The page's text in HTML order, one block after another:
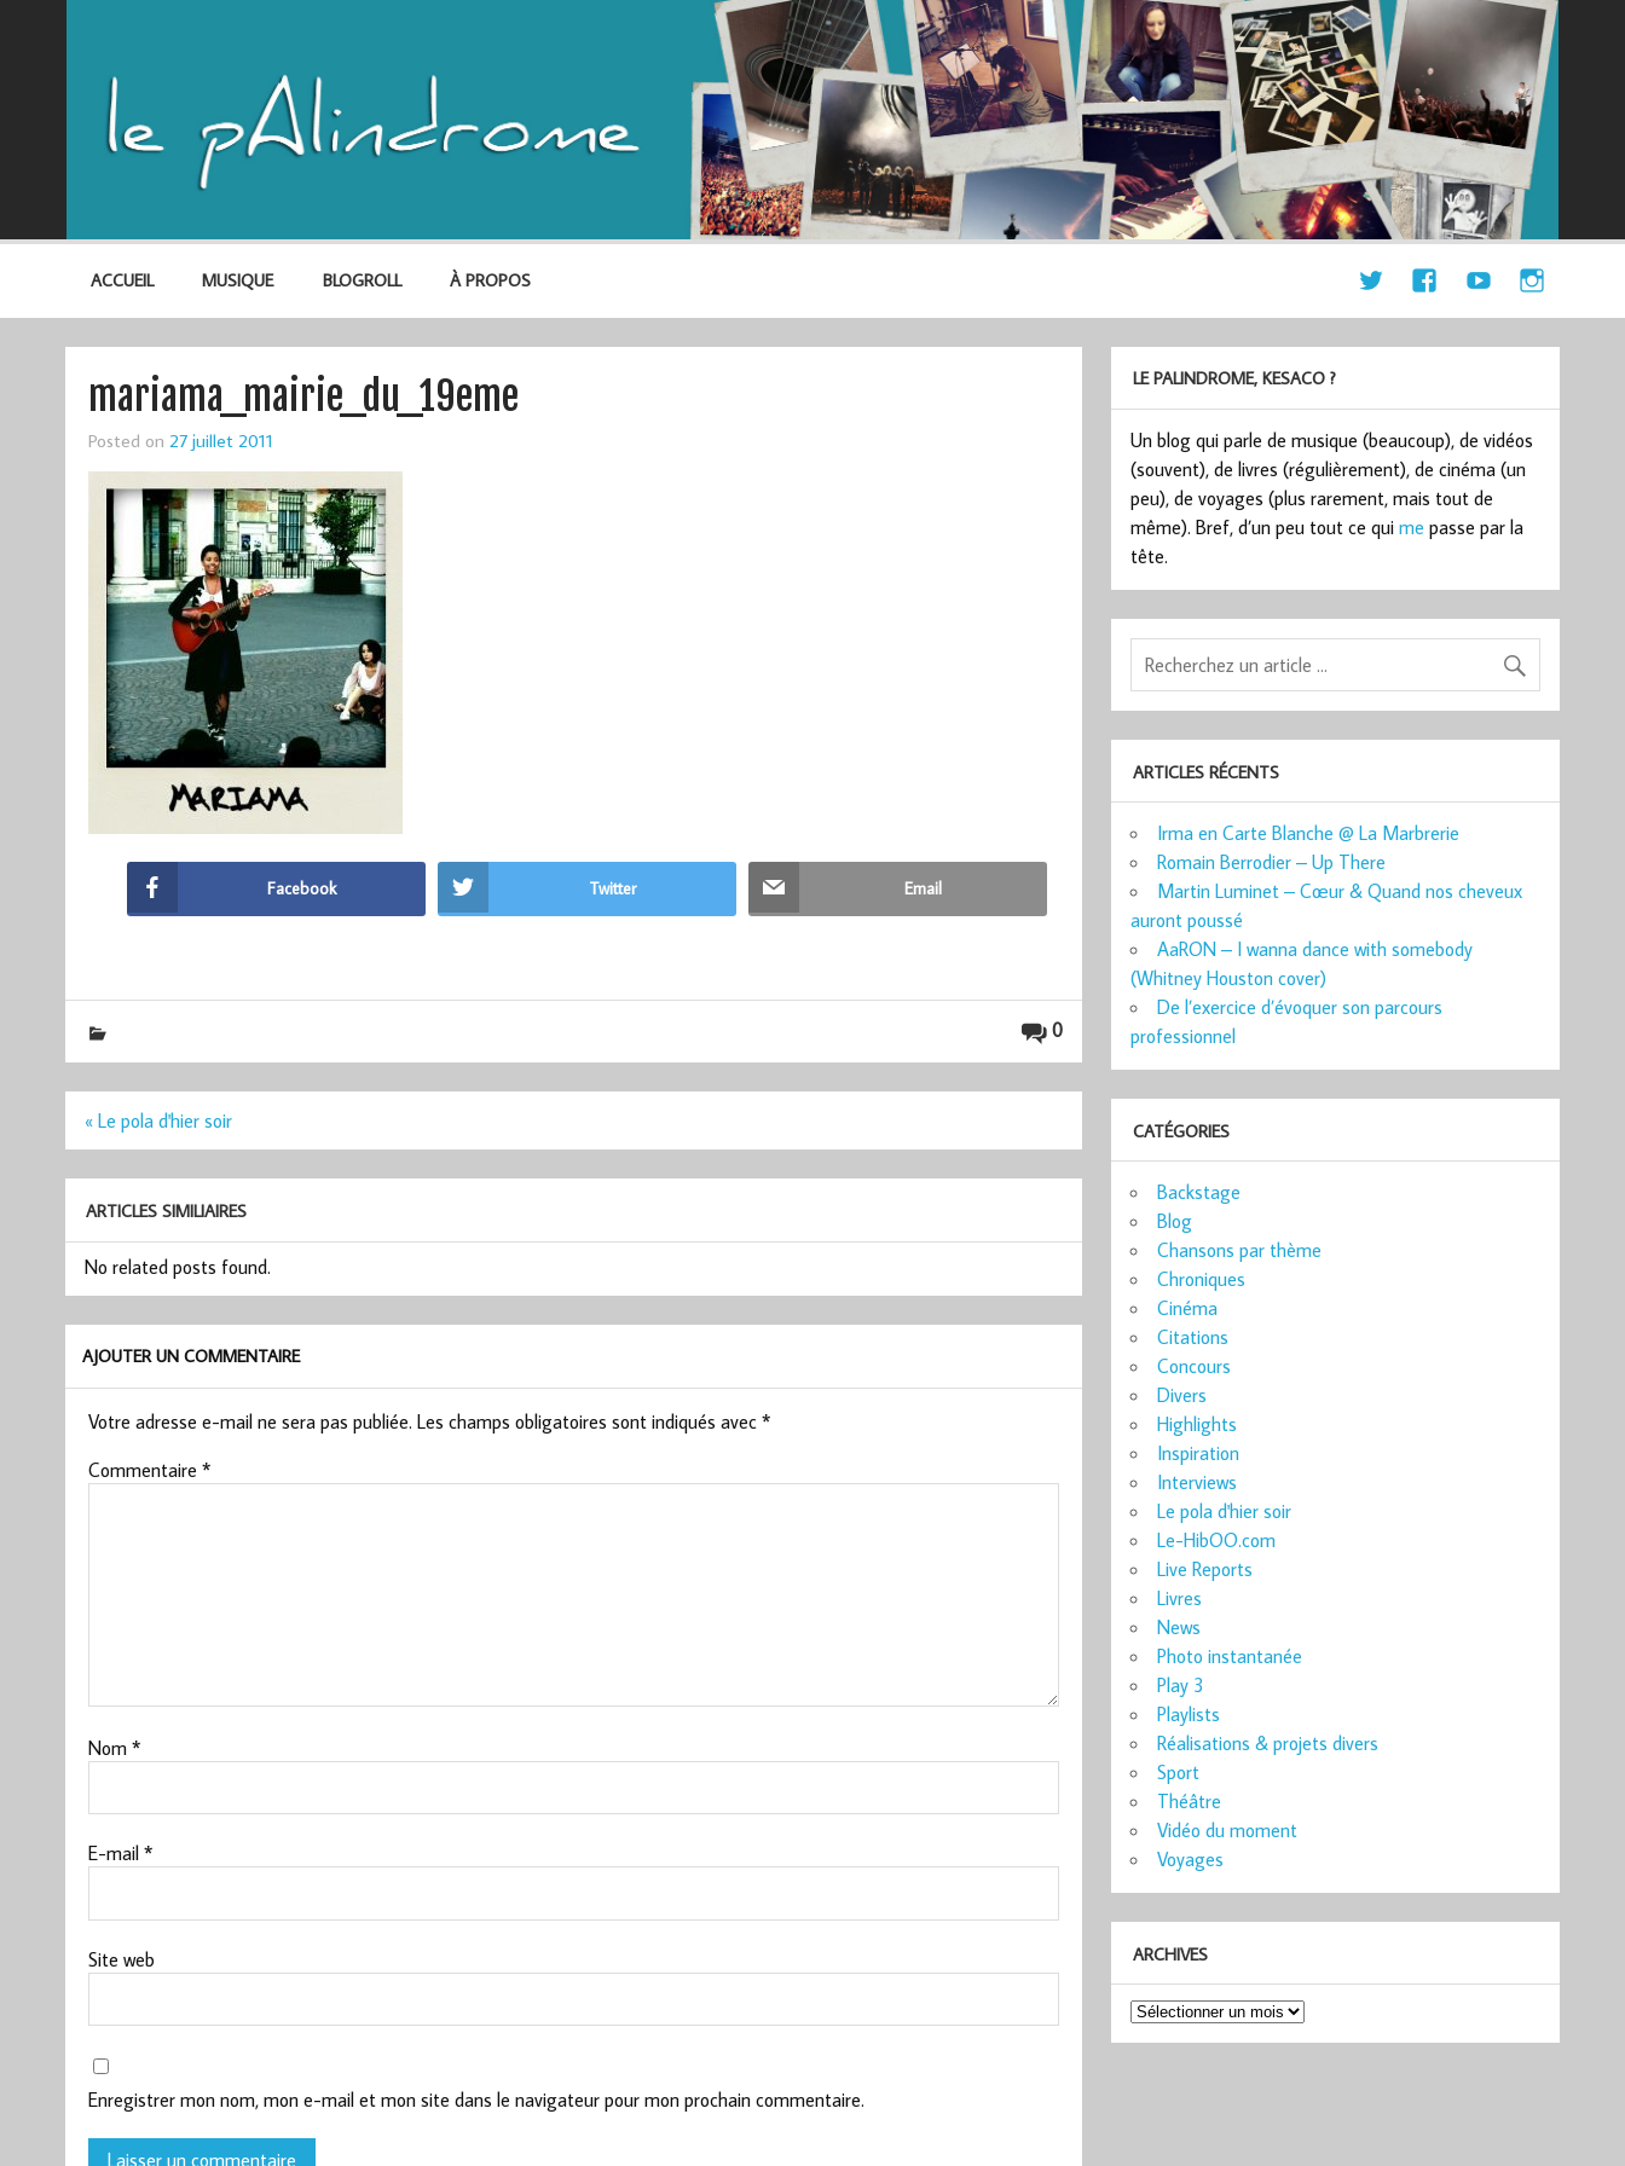
ACCUEIL MUSIQUE BLOGROLL À PROPOS
mariama_mairie_du_19eme
Posted on 27 juillet 2011
Facebook Twitter Email
0
Navigation
« Le pola d'hier soir
ARTICLES SIMILIAIRES
No related posts found.
AJOUTER UN COMMENTAIRE
Votre adresse e-mail ne sera pas publiée. Les champs obligatoires sont indiqués avec *
Commentaire *
Nom *
E-mail *
Site web
Enregistrer mon nom, mon e-mail et mon site dans le navigateur pour mon prochain commentaire.
LE PALINDROME, KESACO ?
Un blog qui parle de musique (beaucoup), de vidéos
(souvent), de livres (régulièrement), de cinéma (un
peu), de voyages (plus rarement, mais tout de
même). Bref, d’un peu tout ce quime passe par la
tête.
ARTICLES RÉCENTS
Irma en Carte Blanche @ La Marbrerie
Romain Berrodier – Up There
Martin Luminet – Cœur & Quand nos cheveux
auront poussé
AaRON – I wanna dance with somebody
(Whitney Houston cover)
De l’exercice d’évoquer son parcours
professionnel
CATÉGORIES
Backstage
Blog
Chansons par thème
Chroniques
Cinéma
Citations
Concours
Divers
Highlights
Inspiration
Interviews
Le pola d'hier soir
Le-HibOO.com
Live Reports
Livres
News
Photo instantanée
Play 3
Playlists
Réalisations & projets divers
Sport
Théâtre
Vidéo du moment
Voyages
ARCHIVES
Archives